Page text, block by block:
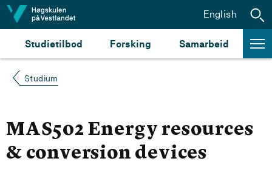
Hopp til innhald
Studietilbod Forsking Samarbeid
English
Studium
MAS502 Energy resources
& conversion devices